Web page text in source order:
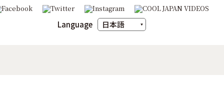
Language
日本語